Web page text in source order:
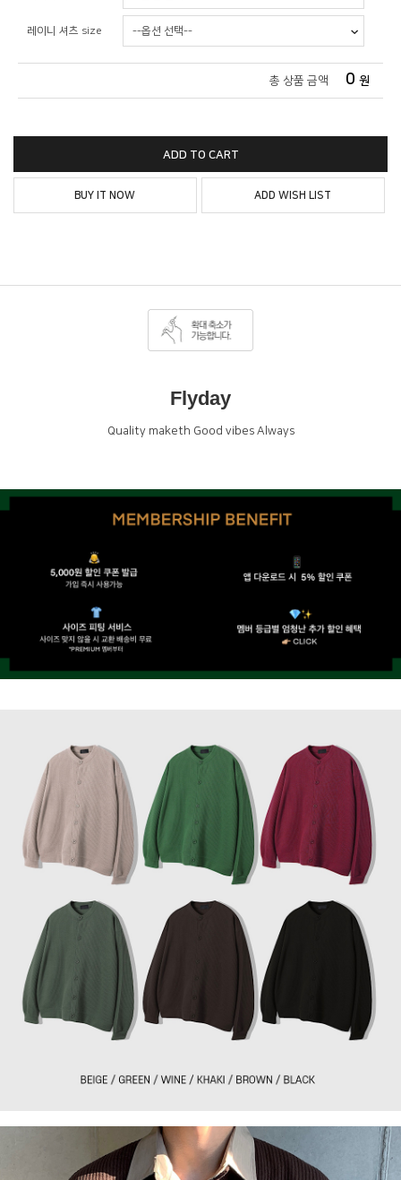
레이니 셔츠 size
총 상품 금액 0 원
ADD TO CART
BUY IT NOW ADD WISH LIST
Flyday
Quality maketh Good vibes Always